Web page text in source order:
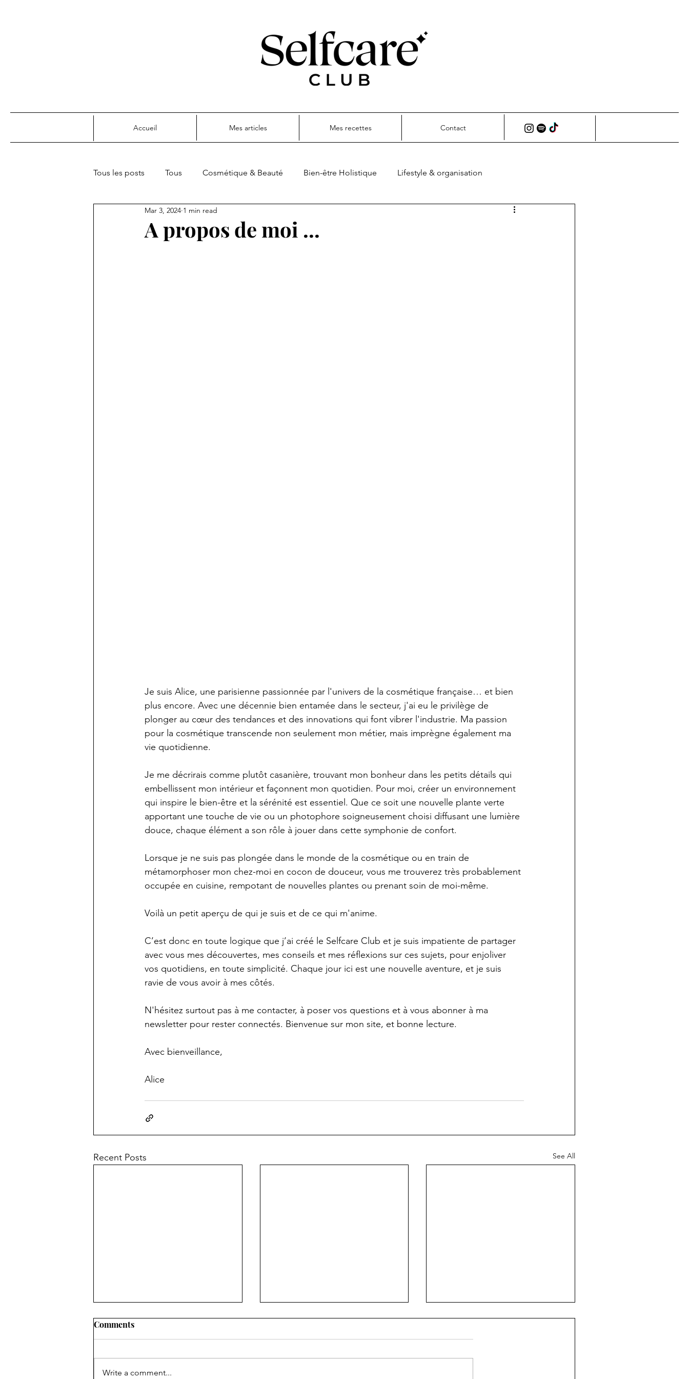
Accueil Mes articles Mes recettes Contact
Tous les posts Tous Cosmétique & Beauté Bien-être Holistique Lifestyle & organisation
Joie de vivre & confort
A propos de moi ...
Mar 3, 2024 1 min read
Je suis Alice, une parisienne passionnée par l'univers de la cosmétique française… et bien
plus encore. Avec une décennie bien entamée dans le secteur, j'ai eu le privilège de
plonger au cœur des tendances et des innovations qui font vibrer l'industrie. Ma passion
pour la cosmétique transcende non seulement mon métier, mais imprègne également ma
vie quotidienne.
Je me décrirais comme plutôt casanière, trouvant mon bonheur dans les petits détails qui
embellissent mon intérieur et façonnent mon quotidien. Pour moi, créer un environnement
qui inspire le bien-être et la sérénité est essentiel. Que ce soit une nouvelle plante verte
apportant une touche de vie ou un photophore soigneusement choisi diffusant une lumière
douce, chaque élément a son rôle à jouer dans cette symphonie de confort.
Lorsque je ne suis pas plongée dans le monde de la cosmétique ou en train de
métamorphoser mon chez-moi en cocon de douceur, vous me trouverez très probablement
occupée en cuisine, rempotant de nouvelles plantes ou prenant soin de moi-même.
Voilà un petit aperçu de qui je suis et de ce qui m'anime.
C’est donc en toute logique que j’ai créé le Selfcare Club et je suis impatiente de partager
avec vous mes découvertes, mes conseils et mes réflexions sur ces sujets, pour enjoliver
vos quotidiens, en toute simplicité. Chaque jour ici est une nouvelle aventure, et je suis
ravie de vous avoir à mes côtés.
N'hésitez surtout pas à me contacter, à poser vos questions et à vous abonner à ma
newsletter pour rester connectés. Bienvenue sur mon site, et bonne lecture.
Avec bienveillance,
Alice
Recent Posts See All
Comments
Write a comment...